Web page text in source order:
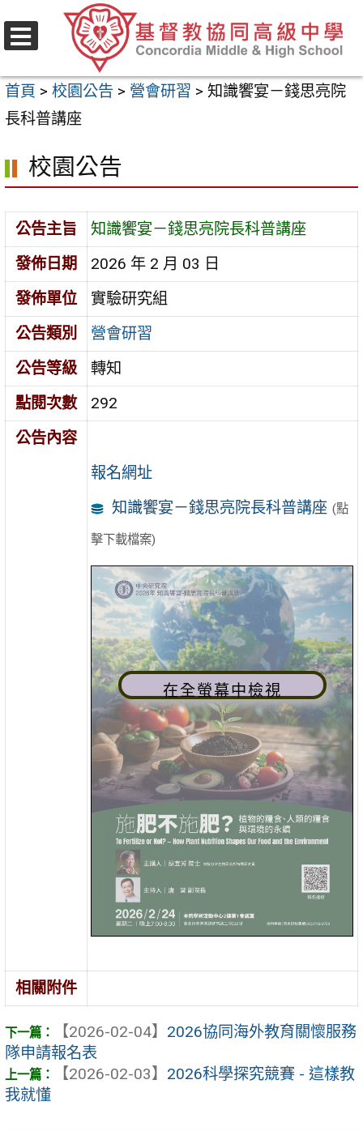
至
要
內
區
首頁 > 校園公告 > 營會研習 > 知識饗宴－錢思亮院
長科普講座
校園公告
公告主旨
知識饗宴－錢思亮院長科普講座
發佈日期
2026 年 2 月 03 日
發佈單位
實驗研究組
公告類別
營會研習
公告等級
轉知
點閱次數
292
公告內容
報名網址
知識饗宴－錢思亮院長科普講座 (點
擊下載檔案)
在全螢幕中檢視
相關附件
【2026-02-04】 2026協同海外教育關懷服務
隊申請報名表
【2026-02-03】 2026科學探究競賽 - 這樣教
我就懂
選
單